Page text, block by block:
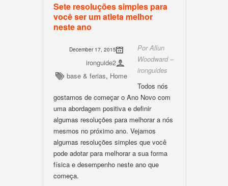
Sete resoluções simples para
você ser um atleta melhor
neste ano
December 17, 2015
ironguide2
base & ferias, Home
Por Allun
Woodward –
ironguides
Todos nós
gostamos de começar o Ano Novo com
uma abordagem positiva e definir
algumas resoluções para melhorar a nós
mesmos no próximo ano. Vejamos
algumas resoluções simples que você
pode adotar para melhorar a sua forma
física e desempenho neste ano que
começa.